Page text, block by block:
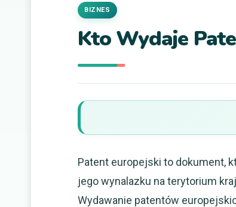
Kto Wydaje
BIZNES
Patent europejski to dokument,
jego wynalazku na terytorium
Wydawanie patentów